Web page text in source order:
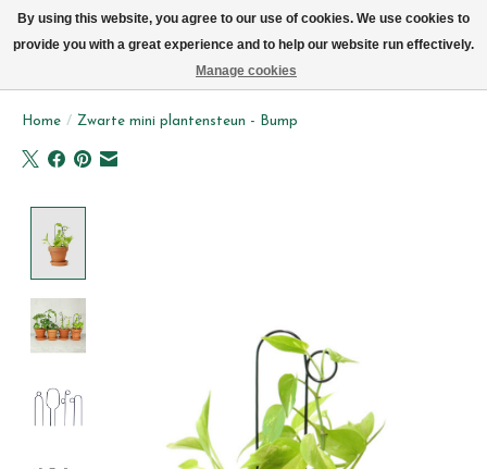
Home / Zwarte mini plantensteun - Bump
By using this website, you agree to our use of cookies. We use cookies to
provide you with a great experience and to help our website run effectively.
Manage cookies